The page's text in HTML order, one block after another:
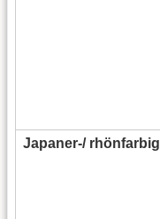
Japaner-/ rhönfarbig